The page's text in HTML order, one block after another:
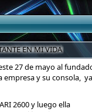
EN MI VIDA
27 de mayo al
y su consola,
2600 y luego ella